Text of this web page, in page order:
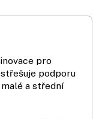
pro
podporu
a střední